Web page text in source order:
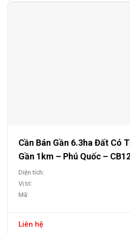
Cần Bán Gần 6.3ha Đất Có
Gần 1km – Phú Quốc –
Diện tích:
Vị trí:
Mã:
Liên hệ